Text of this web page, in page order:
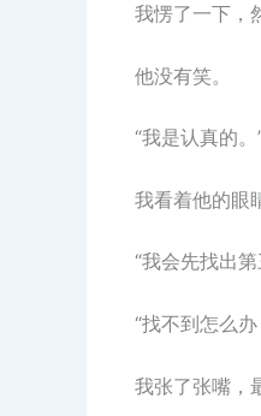
我愣了一下，
他没有笑。
“我是认真的。
我看着他的眼
“我会先找出
“找不到怎么办
我张了张嘴，